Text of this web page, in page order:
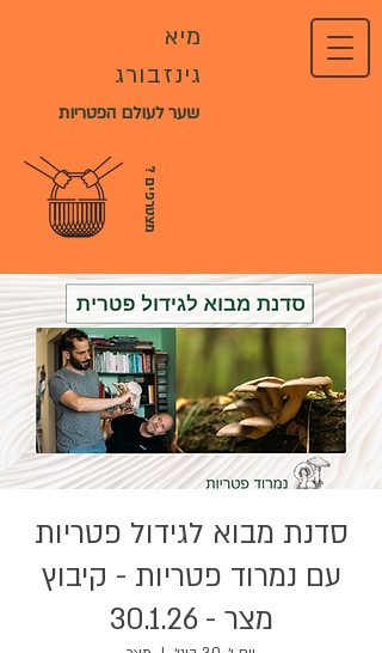
מיא
גינזבורג
שער לעולם הפטריות
?
מ
צ
ט
ר
פ
י
ם
סדנת מבוא לגידול פטריות
עם נמרוד פטריות - קיבוץ
מצר - 30.1.26